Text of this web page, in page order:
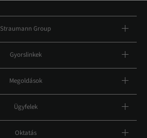
Straumann Group
Gyorslinkek
Megoldások
Ügyfelek
Oktatás